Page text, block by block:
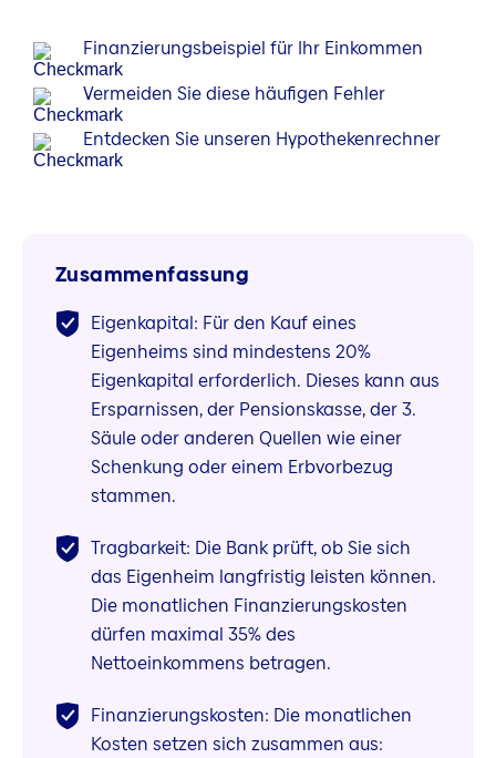
Finanzierungsbeispiel für Ihr Einkommen
Vermeiden Sie diese häufigen Fehler
Entdecken Sie unseren Hypothekenrechner
Zusammenfassung
Eigenkapital: Für den Kauf eines
Eigenheims sind mindestens 20%
Eigenkapital erforderlich. Dieses kann aus
Ersparnissen, der Pensionskasse, der 3.
Säule oder anderen Quellen wie einer
Schenkung oder einem Erbvorbezug
stammen.
Tragbarkeit: Die Bank prüft, ob Sie sich
das Eigenheim langfristig leisten können.
Die monatlichen Finanzierungskosten
dürfen maximal 35% des
Nettoeinkommens betragen.
Finanzierungskosten: Die monatlichen
Kosten setzen sich zusammen aus: